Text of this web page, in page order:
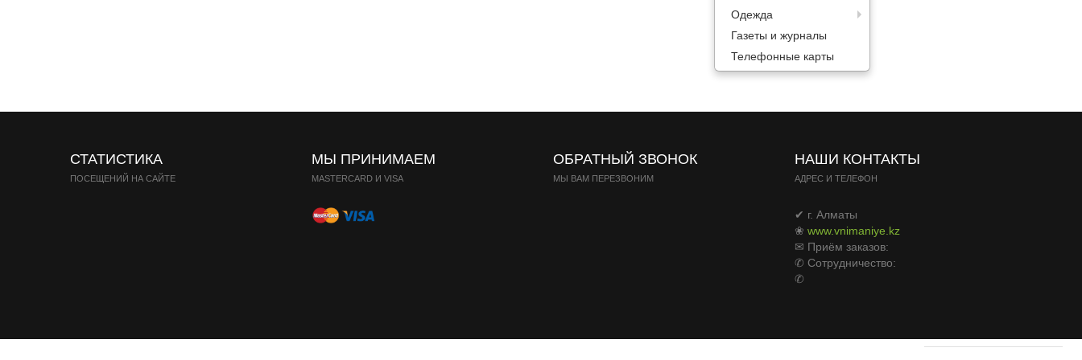
Одежда
Газеты и журналы
Телефонные карты
СТАТИСТИКА
ПОСЕЩЕНИЙ НА САЙТЕ
МЫ ПРИНИМАЕМ
MASTERCARD И VISA
ОБРАТНЫЙ ЗВОНОК
МЫ ВАМ ПЕРЕЗВОНИМ
НАШИ КОНТАКТЫ
АДРЕС И ТЕЛЕФОН
✔ г. Алматы
❀ www.vnimaniye.kz
✉ Приём заказов:
✆ Сотрудничество:
✆